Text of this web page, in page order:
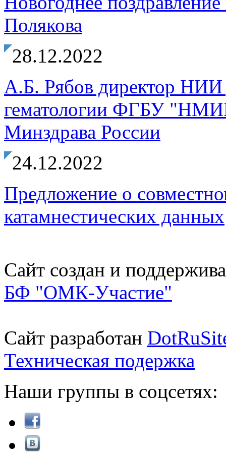
Полякова
28.12.2022
А.Б. Рябов директор НИИ
гематологии ФГБУ
Минздрава России
24.12.2022
Предложение о
катамнестических данных
Сайт создан и
БФ "ОМК-Участие"
Сайт разработан
Техническая подержка
Наши группы в соцсетях: